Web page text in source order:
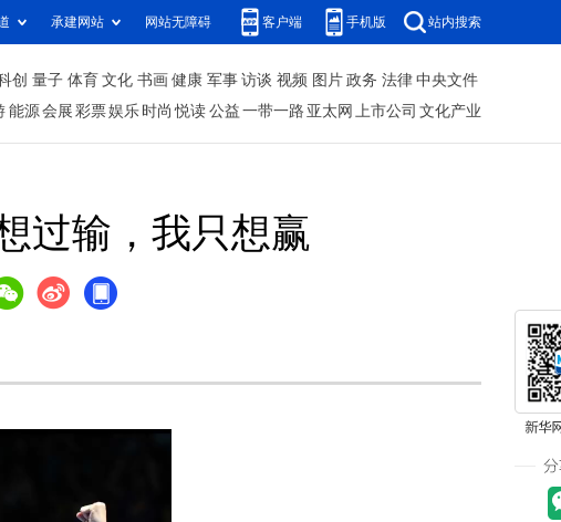
承建网站 网站无障碍 客户端 手机版 站内搜索
创 量子 体育 文化 书画 健康 军事 访谈 视频 图片 政务 法律 中央文件
能源 会展 彩票娱乐 时尚 悦读 公益 一带一路 亚太网 上市公司 文化产业
过输，我只想赢